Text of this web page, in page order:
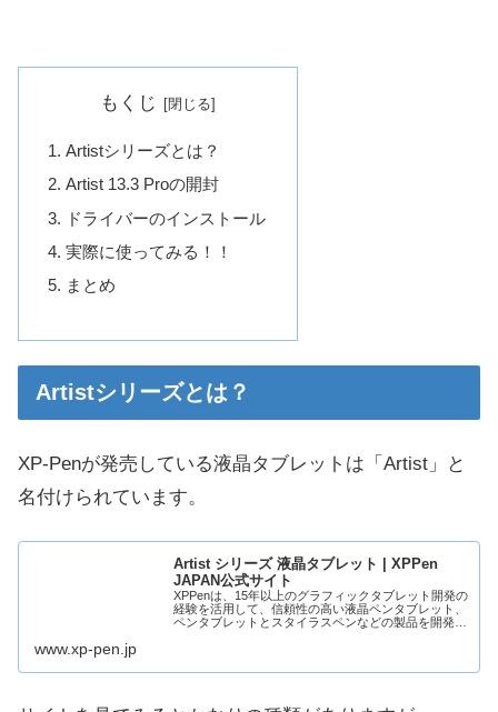
もくじ
Artistシリーズとは？
Artist 13.3 Proの開封
ドライバーのインストール
実際に使ってみる！！
まとめ
Artistシリーズとは？
XP-Penが発売している液晶タブレットは「Artist」と
名付けられています。
Artist シリーズ 液晶タブレット | XPPen
JAPAN公式サイト
XPPenは、15年以上のグラフィックタブレット開発の
経験を活用して、信頼性の高い液晶ペンタブレット、
ペンタブレットとスタイラスペンなどの製品を開発・
www.xp-pen.jp